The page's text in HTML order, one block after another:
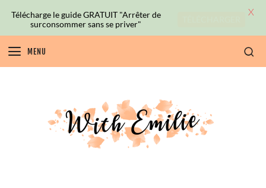
MENU
Télécharge le guide GRATUIT "Arrêter de
surconsommer sans se priver"
X